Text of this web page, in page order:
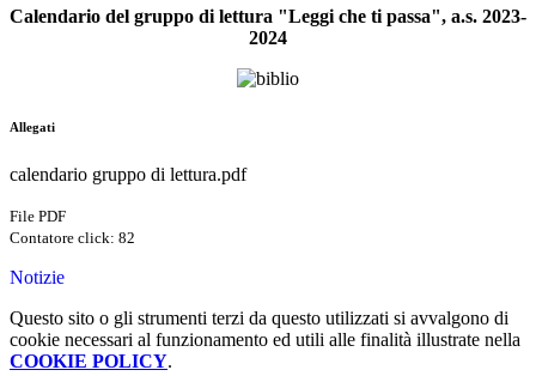
Calendario del gruppo di lettura "Leggi che ti passa", a.s. 2023-
2024
Allegati
calendario gruppo di lettura.pdf
File PDF
Contatore click: 82
Notizie
Questo sito o gli strumenti terzi da questo utilizzati si avvalgono di
cookie necessari al funzionamento ed utili alle finalità illustrate nella
COOKIE POLICY.